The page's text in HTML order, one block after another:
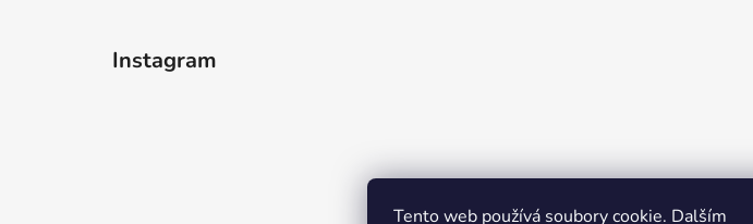
Tento web používá soubory cookie. Dalším
Instagram